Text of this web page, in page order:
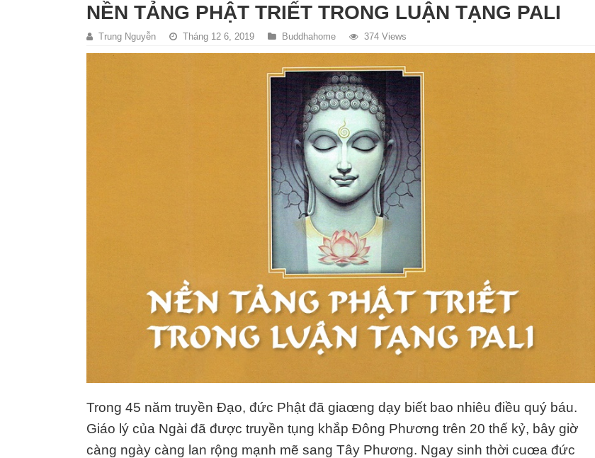
NỀN TẢNG PHẬT TRIẾT TRONG LUẬN TẠNG PALI
Trung Nguyễn Tháng 12 6, 2019 Buddhahome 374 Views
Trong 45 năm truyền Đạo, đức Phật đã giaœng dạy biết bao nhiêu điều quý báu.
Giáo lý của Ngài đã được truyền tụng khắp Đông Phương trên 20 thế kỷ, bây giờ
càng ngày càng lan rộng mạnh mẽ sang Tây Phương. Ngay sinh thời cuœa đức